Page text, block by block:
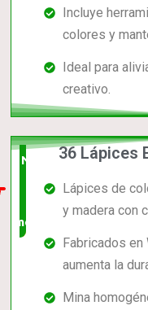
Incluye
colores y
Ideal para
creativo.
Nuevo
en el
mercado
36 Lápices
Lápices de
y madera con
Fabricados en
aumenta la
Mina